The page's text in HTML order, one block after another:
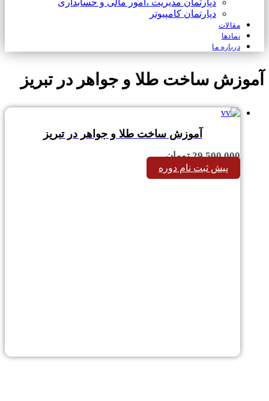
دپارتمان مدیریت ،امور مالی و حسابداری
دپارتمان کامپیوتر
مقالات
نمادها
درباره ما
آموزش ساخت طلا و جواهر در تبریز
آموزش ساخت طلا و جواهر در تبریز
29,500,000 تومان
پیش ثبت نام دوره